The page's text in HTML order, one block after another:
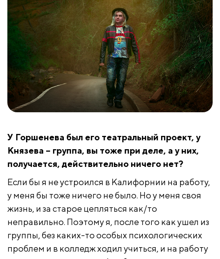
У Горшенева был его театральный проект, у
Князева – группа, вы тоже при деле, а у них,
получается, действительно ничего нет?
Если бы я не устроился в Калифорнии на работу,
у меня бы тоже ничего не было. Но у меня своя
жизнь, и за старое цепляться как/то
неправильно. Поэтому я, после того как ушел из
группы, без каких-то особых психологических
проблем и в колледж ходил учиться, и на работу